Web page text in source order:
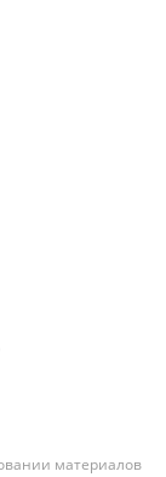
материалов